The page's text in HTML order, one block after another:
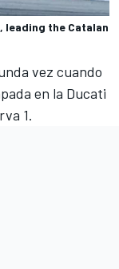
leading the Catalan
vez cuando
en la Ducati
1.